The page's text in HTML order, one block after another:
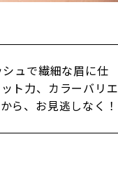
ュで繊細な眉に仕
ト力、カラーバリエ
ら、お見逃しなく！